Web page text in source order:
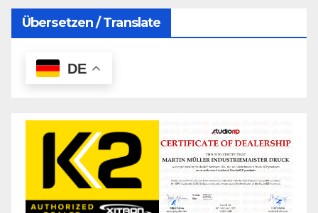
Übersetzen / Translate
DE